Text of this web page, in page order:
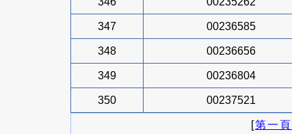
347 00236585
348 00236656
349 00236804
350 00237521
[第一頁